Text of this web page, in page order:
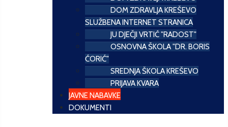
DOM ZDRAVLJA KREŠEVO
SLUŽBENA INTERNET STRANICA
JU DJEČJI VRTIĆ "RADOST"
OSNOVNA ŠKOLA "DR. BORIS
ĆORIĆ"
SREDNJA ŠKOLA KREŠEVO
PRIJAVA KVARA
JAVNE NABAVKE
DOKUMENTI